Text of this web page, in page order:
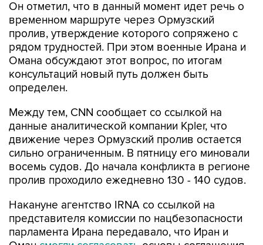
Он отметил, что в данный момент идет речь о
временном маршруте через Ормузский
пролив, утверждение которого сопряжено с
рядом трудностей. При этом военные Ирана и
Омана обсуждают этот вопрос, по итогам
консультаций новый путь должен быть
определен.
Между тем, CNN сообщает со ссылкой на
данные аналитической компании Kpler, что
движение через Ормузский пролив остается
сильно ограниченным. В пятницу его миновали
восемь судов. До начала конфликта в регионе
пролив проходило ежедневно 130 - 140 судов.
Накануне агентство IRNA со ссылкой на
представителя комиссии по нацбезопасности
парламента Ирана передавало, что Иран и